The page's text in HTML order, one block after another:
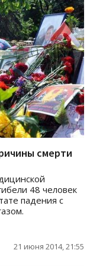
смерти
48 человек
падения с
21 июня 2014, 21:55